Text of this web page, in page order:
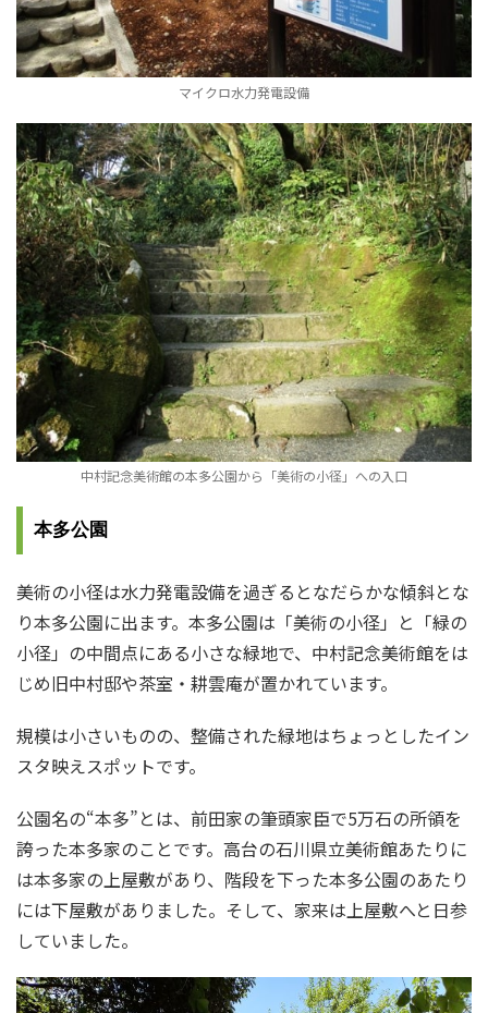
マイクロ水力発電設備
中村記念美術館の本多公園から「美術の小径」への入口
本多公園
美術の小径は水力発電設備を過ぎるとなだらかな傾斜とな
り本多公園に出ます。本多公園は「美術の小径」と「緑の
小径」の中間点にある小さな緑地で、中村記念美術館をは
じめ旧中村邸や茶室・耕雲庵が置かれています。
規模は小さいものの、整備された緑地はちょっとしたイン
スタ映えスポットです。
公園名の“本多”とは、前田家の筆頭家臣で5万石の所領を
誇った本多家のことです。高台の石川県立美術館あたりに
は本多家の上屋敷があり、階段を下った本多公園のあたり
には下屋敷がありました。そして、家来は上屋敷へと日参
していました。